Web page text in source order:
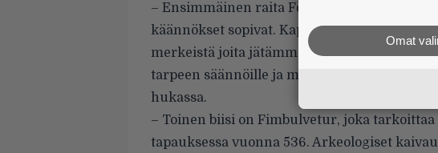
– Ensimmäinen raita För tarkoittaa sekä
käännökset sopivat. Kappale kertoo
merkeistä joita jätämme jälkeemme. Se
tarpeen säännöille ja mukavuuksille, koska
hukassa.
– Toinen biisi on Fimbulvetur, joka
tapauksessa vuonna 536. Arkeologiset
Omat